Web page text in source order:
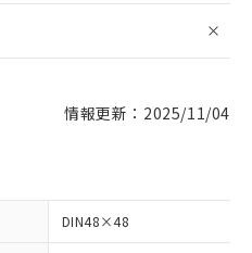
情報更新：2025/11/04
DIN48×48